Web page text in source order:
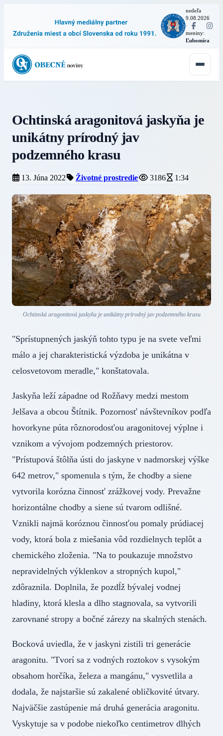
nedeľa
9.08.2026
·
meniny:
Ľubomíra
Ochtinská aragonitová jaskyňa je
unikátny prírodný jav
podzemného krasu
13. Júna 2022 Životné prostredie 3186 1:34
Ochtinská aragonitová jaskyňa je unikátny prírodný jav podzemného krasu
"Sprístupnených jaskýň tohto typu je na svete veľmi
málo a jej charakteristická výzdoba je unikátna v
celosvetovom meradle," konštatovala.
Jaskyňa leží západne od Rožňavy medzi mestom
Jelšava a obcou Štítnik. Pozornosť návštevníkov podľa
hovorkyne púta rôznorodosťou aragonitovej výplne i
vznikom a vývojom podzemných priestorov.
"Prístupová štôlňa ústi do jaskyne v nadmorskej výške
642 metrov," spomenula s tým, že chodby a siene
vytvorila korózna činnosť zrážkovej vody. Prevažne
horizontálne chodby a siene sú tvarom odlišné.
Vznikli najmä koróznou činnosťou pomaly prúdiacej
vody, ktorá bola z miešania vôd rozdielnych teplôt a
chemického zloženia. "Na to poukazuje množstvo
nepravidelných výklenkov a stropných kupol,"
zdôraznila. Doplnila, že pozdĺž bývalej vodnej
hladiny, ktorá klesla a dlho stagnovala, sa vytvorili
zarovnané stropy a bočné zárezy na skalných stenách.
Bocková uviedla, že v jaskyni zistili tri generácie
aragonitu. "Tvorí sa z vodných roztokov s vysokým
obsahom horčíka, železa a mangánu," vysvetlila a
dodala, že najstaršie sú zakalené obličkovité útvary.
Najväčšie zastúpenie má druhá generácia aragonitu.
Vyskytuje sa v podobe niekoľko centimetrov dlhých